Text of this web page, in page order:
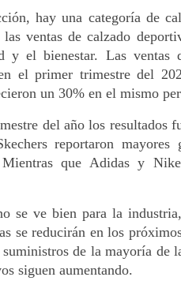
hay una categoría de
ventas de calzado
y el bienestar. Las ventas
el primer trimestre del
un 30% en el mismo
del año los resultados
reportaron mayores
Mientras que Adidas y
se ve bien para la
se reducirán en los
de la mayoría de
siguen aumentando.